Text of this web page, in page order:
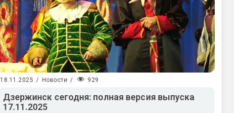
18.11.2025 / Новости / 929
Дзержинск сегодня: полная версия выпуска
17.11.2025